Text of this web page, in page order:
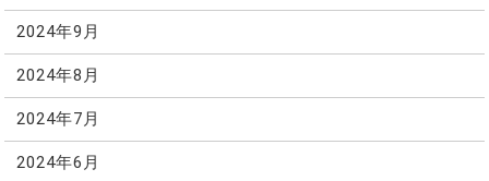
2024年9月
2024年8月
2024年7月
2024年6月